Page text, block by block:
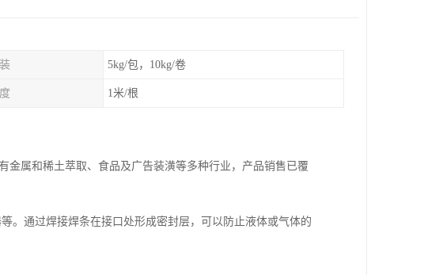
5kg/包，10kg/卷
1米/根
金属和稀土萃取、食品及广告装潢等多种行业，产品销售已覆
。通过焊接焊条在接口处形成密封层，可以防止液体或气体的